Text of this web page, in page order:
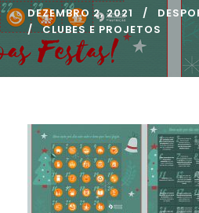
DEZEMBRO 2, 2021
CLUBES E PROJETOS